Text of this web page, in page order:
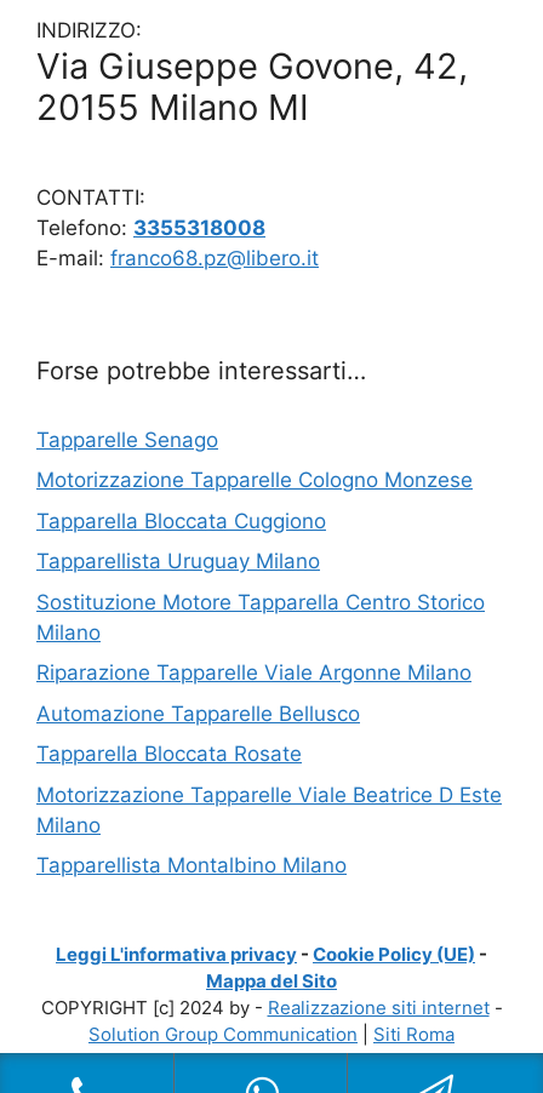
INDIRIZZO:
Via Giuseppe Govone, 42,
20155 Milano MI
CONTATTI:
Telefono: 3355318008
E-mail: franco68.pz@libero.it
Forse potrebbe interessarti…
Tapparelle Senago
Motorizzazione Tapparelle Cologno Monzese
Tapparella Bloccata Cuggiono
Tapparellista Uruguay Milano
Sostituzione Motore Tapparella Centro Storico
Milano
Riparazione Tapparelle Viale Argonne Milano
Automazione Tapparelle Bellusco
Tapparella Bloccata Rosate
Motorizzazione Tapparelle Viale Beatrice D Este
Milano
Tapparellista Montalbino Milano
Leggi L'informativa privacy - Cookie Policy (UE) -
Mappa del Sito
COPYRIGHT [c] 2024 by - Realizzazione siti internet-
Solution Group Communication
Siti Roma